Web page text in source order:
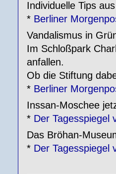
Individuelle Tips
* Berliner
Vandalismus in
Im Schloßpark
anfallen.
Ob die Stiftung
* Berliner
Inssan-Moschee
* Der Tagesspiegel
Das Bröhan-
* Der Tagesspiegel